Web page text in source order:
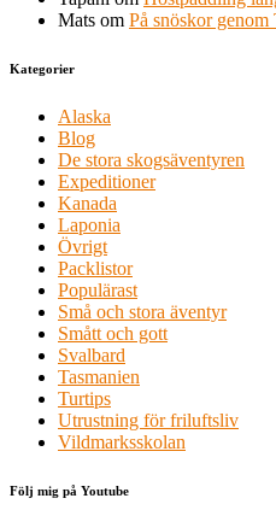
Mats om På snöskor
Kategorier
Alaska
Blog
De stora skogsäventyren
Expeditioner
Kanada
Laponia
Övrigt
Packlistor
Populärast
Små och stora äventyr
Smått och gott
Svalbard
Tasmanien
Turtips
Utrustning för friluftsliv
Vildmarksskolan
Följ mig på Youtube